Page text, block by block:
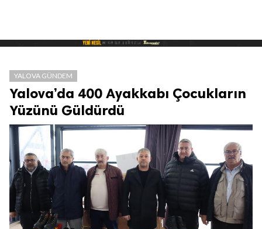
YALOVA GÜNDEM
Yalova’da 400 Ayakkabı Çocukların
Yüzünü Güldürdü